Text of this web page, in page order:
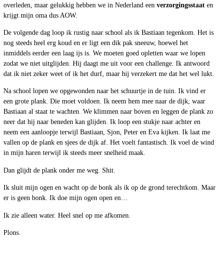
overleden, maar gelukkig hebben we in Nederland een verzorgingsstaat en
krijgt mijn oma dus AOW.
De volgende dag loop ik rustig naar school als ik Bastiaan tegenkom. Het is
nog steeds heel erg koud en er ligt een dik pak sneeuw, hoewel het
inmiddels eerder een laag ijs is. We moeten goed opletten waar we lopen
zodat we niet uitglijden. Hij daagt me uit voor een challenge. Ik antwoord
dat ik niet zeker weet of ik het durf, maar hij verzekert me dat het wel lukt.
Na school lopen we opgewonden naar het schuurtje in de tuin. Ik vind er
een grote plank. Die moet voldoen. Ik neem hem mee naar de dijk, waar
Bastiaan al staat te wachten. We klimmen naar boven en leggen de plank zo
neer dat hij naar beneden kan glijden. Ik loop een stukje naar achter en
neem een aanloopje terwijl Bastiaan, Sjon, Peter en Eva kijken. Ik laat me
vallen op de plank en sjees de dijk af. Het voelt fantastisch. Ik voel de wind
in mijn haren terwijl ik steeds meer snelheid maak.
Dan glijdt de plank onder me weg. Shit.
Ik sluit mijn ogen en wacht op de bonk als ik op de grond terechtkom. Maar
er is geen bonk. Ik doe mijn ogen open en…
Ik zie alleen water. Heel snel op me afkomen.
Plons.